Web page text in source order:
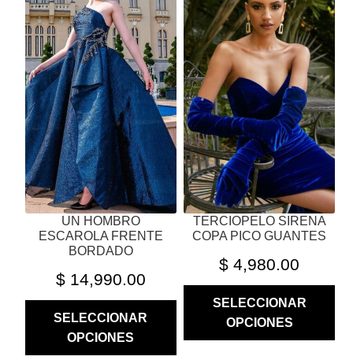
UN HOMBRO
ESCAROLA FRENTE
BORDADO
$14,990.00
SELECCIONAR
OPCIONES
TIENE
MÚLTIPLES
VARIANTES.
LAS
OPCIONES
SE
PUEDEN
ELEGIR
EN
LA
PÁGINA
PRODUCTO
TERCIOPELO SIRENA
COPA PICO GUANTES
$ 4,980.00
SELECCIONAR
OPCIONES
TIENE
MÚLTIPLES
VARIANTES.
LAS
OPCIONES
SE
PUEDEN
ELEGIR
EN
LA
PÁGINA
DE